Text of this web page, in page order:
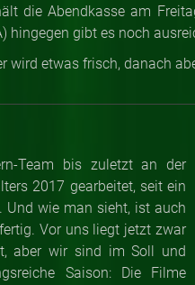
die Abendkasse am
hingegen gibt es noch
wird etwas frisch, danach
Team bis zuletzt an der
2017 gearbeitet, seit ein
Und wie man sieht, ist auch
Vor uns liegt jetzt zwar
aber wir sind im Soll und
Saison: Die Filme